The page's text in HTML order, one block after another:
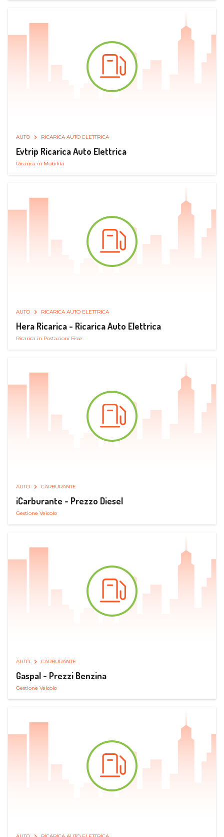
AUTO RICARICA AUTO ELETTRICA
Evtrip Ricarica Auto Elettrica
Ricarica in Mobilità
AUTO RICARICA AUTO ELETTRICA
Hera Ricarica - Ricarica Auto Elettrica
Ricarica in Postazioni Fisse
AUTO CARBURANTE
iCarburante - Prezzo Diesel
Gestione Veicolo
AUTO CARBURANTE
Gaspal - Prezzi Benzina
Gestione Veicolo